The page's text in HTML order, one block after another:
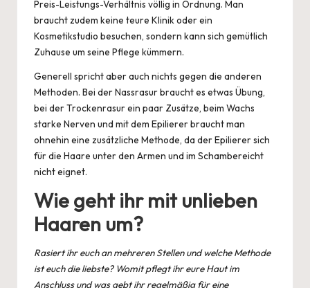
Preis-Leistungs-Verhältnis völlig in Ordnung. Man
braucht zudem keine teure Klinik oder ein
Kosmetikstudio besuchen, sondern kann sich gemütlich
Zuhause um seine Pflege kümmern.
Generell spricht aber auch nichts gegen die anderen
Methoden. Bei der Nassrasur braucht es etwas Übung,
bei der Trockenrasur ein paar Zusätze, beim Wachs
starke Nerven und mit dem Epilierer braucht man
ohnehin eine zusätzliche Methode, da der Epilierer sich
für die Haare unter den Armen und im Schambereicht
nicht eignet.
Wie geht ihr mit unlieben
Haaren um?
Rasiert ihr euch an mehreren Stellen und welche Methode
ist euch die liebste? Womit pflegt ihr eure Haut im
Anschluss und was gebt ihr regelmäßig für eine